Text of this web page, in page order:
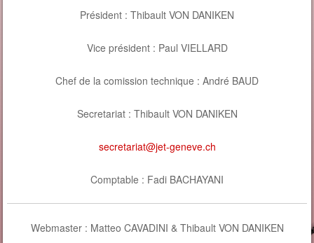
Président : Thibault VON DANIKEN
Vice président : Paul VIELLARD
Chef de la comission technique : André BAUD
Secretariat : Thibault VON DANIKEN
secretariat@jet-geneve.ch
Comptable : Fadi BACHAYANI
Webmaster : Matteo CAVADINI & Thibault VON DANIKEN